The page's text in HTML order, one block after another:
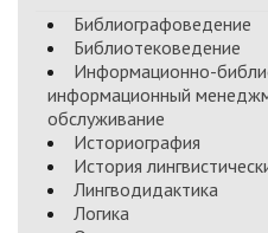
Библиографоведение
Библиотековедение
Информационно-
информационный
обслуживание
Историография
История
Лингводидактика
Логика